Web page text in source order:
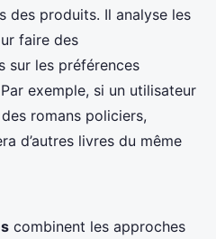
des produits. Il analyse les
faire des
sur les préférences
exemple, si un utilisateur
romans policiers,
d’autres livres du même
combinent les approches